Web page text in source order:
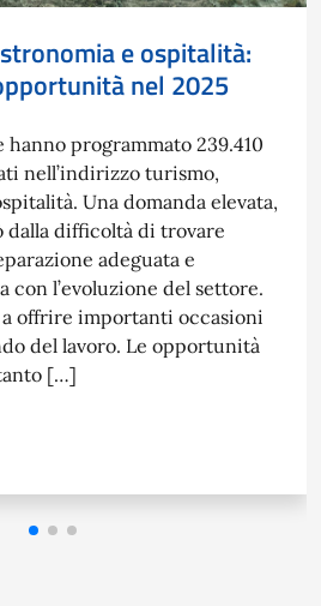
e ospitalità:
nel 2025
hanno programmato 239.410
nell’indirizzo turismo,
Una domanda elevata,
dalla difficoltà di trovare
adeguata e
con l’evoluzione del settore.
offrire importanti occasioni
del lavoro. Le opportunità
[…]
HANNO PROGRAMMATO 239.410